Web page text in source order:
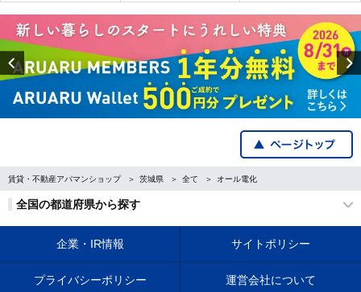
Previous
賃貸・不動産アパマンショップ 茨城県 全て オール電化
全国の都道府県から探す
企業・IR情報 サイトポリシー
プライバシーポリシー 運営会社について